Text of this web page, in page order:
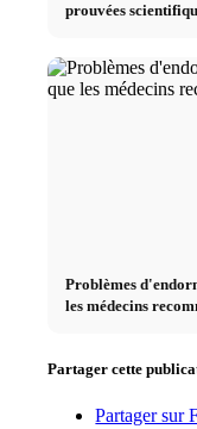
prouvées
Problèmes
les médecins
Partager cette
Partager sur